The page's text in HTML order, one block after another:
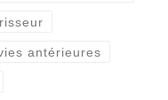
antérieures